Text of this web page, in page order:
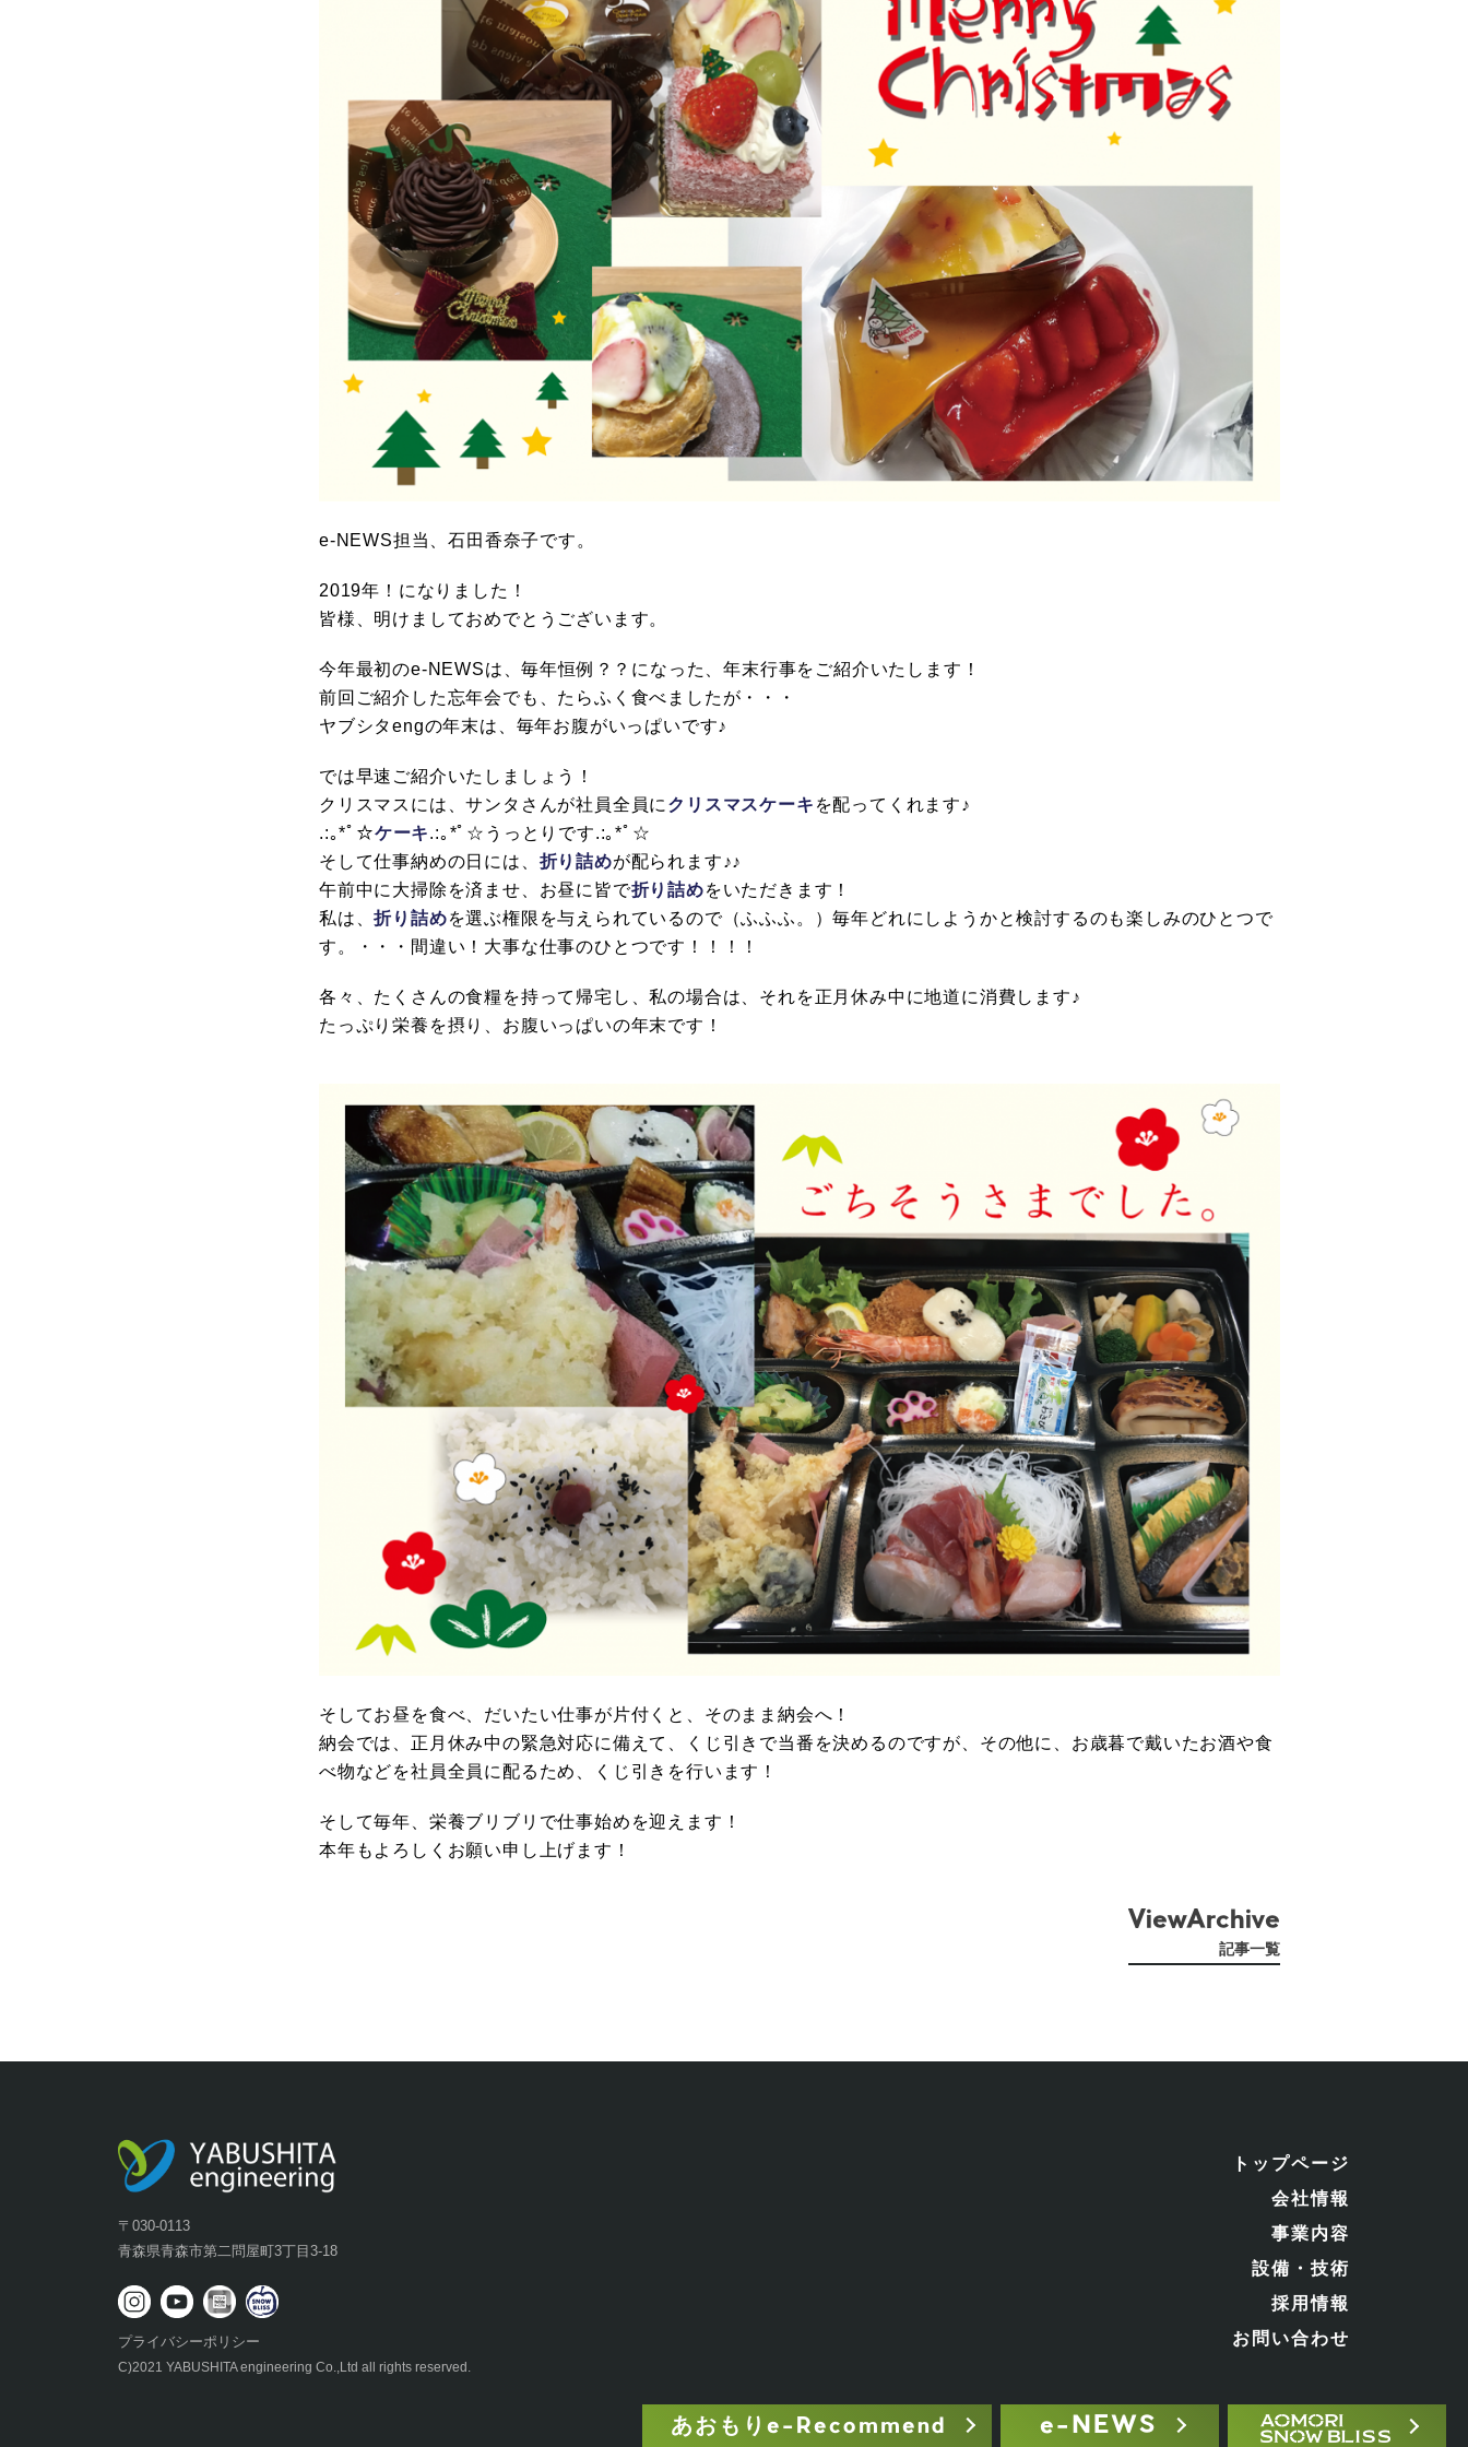
e-NEWS
あおもりe-Recommend
e-NEWS担当、石田香奈子です。
2019年！になりました！
皆様、明けましておめでとうございます。
今年最初のe-NEWSは、毎年恒例？？になった、年末行事をご紹介いたします！
前回ご紹介した忘年会でも、たらふく食べましたが・・・
ヤブシタengの年末は、毎年お腹がいっぱいです♪
では早速ご紹介いたしましょう！
クリスマスには、サンタさんが社員全員に クリスマスケーキ を配ってくれます♪
.:｡*ﾟ☆ケーキ.:｡*ﾟ☆うっとりです.:｡*ﾟ☆
そして仕事納めの日には、 折り詰めが配られます♪♪
午前中に大掃除を済ませ、お昼に皆で折り詰めをいただきます！
私は、折り詰めを選ぶ権限を与えられているので（ふふふ。）毎年どれにしようかと検討するのも楽しみのひとつで
す。・・・間違い！大事な仕事のひとつです！！！！
各々、たくさんの食糧を持って帰宅し、私の場合は、それを正月休み中に地道に消費します♪
たっぷり栄養を摂り、お腹いっぱいの年末です！
そしてお昼を食べ、だいたい仕事が片付くと、そのまま納会へ！
納会では、正月休み中の緊急対応に備えて、くじ引きで当番を決めるのですが、その他に、お歳暮で戴いたお酒や食
べ物などを社員全員に配るため、くじ引きを行います！
そして毎年、栄養ブリブリで仕事始めを迎えます！
本年もよろしくお願い申し上げます！
ViewArchive
記事一覧
〒030-0113
青森県青森市第二問屋町3丁目3-18
プライバシーポリシー
C)2021 YABUSHITA engineering Co.,Ltd all rights reserved.
トップページ
会社情報
事業内容
設備・技術
採用情報
お問い合わせ